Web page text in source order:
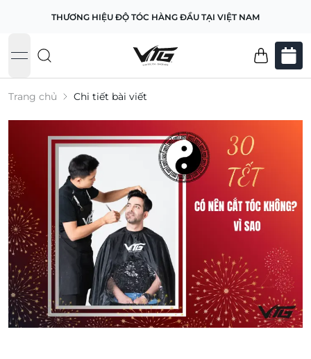
THƯƠNG HIỆU ĐỘ TÓC HÀNG ĐẦU TẠI VIỆT NAM
open navigation menu
Trang chủ Chi tiết bài viết